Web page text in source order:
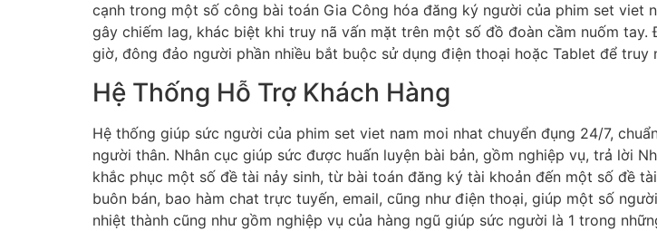
cạnh trong một số công bài toán Gia Công hóa đăng ký người của phim set viet
gây chiếm lag, khác biệt khi truy nã vấn mặt trên một số đồ đoàn cầm nuốm
giờ, đông đảo người phần nhiều bắt buộc sử dụng điện thoại hoặc Tablet để
Hệ Thống Hỗ Trợ Khách Hàng
Hệ thống giúp sức người của phim set viet nam moi nhat chuyển đụng 24/7,
người thân. Nhân cục giúp sức được huấn luyện bài bản, gồm nghiệp vụ, trả lời
khắc phục một số đề tài nảy sinh, từ bài toán đăng ký tài khoản đến một số đề
buôn bán, bao hàm chat trực tuyến, email, cũng như điện thoại, giúp một số
nhiệt thành cũng như gồm nghiệp vụ của hàng ngũ giúp sức người là 1 trong